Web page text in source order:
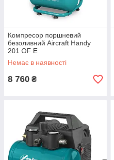
Компресор поршневий
безоливний Aircraft Handy
201 OF E
Немає в наявності
8 760 ₴